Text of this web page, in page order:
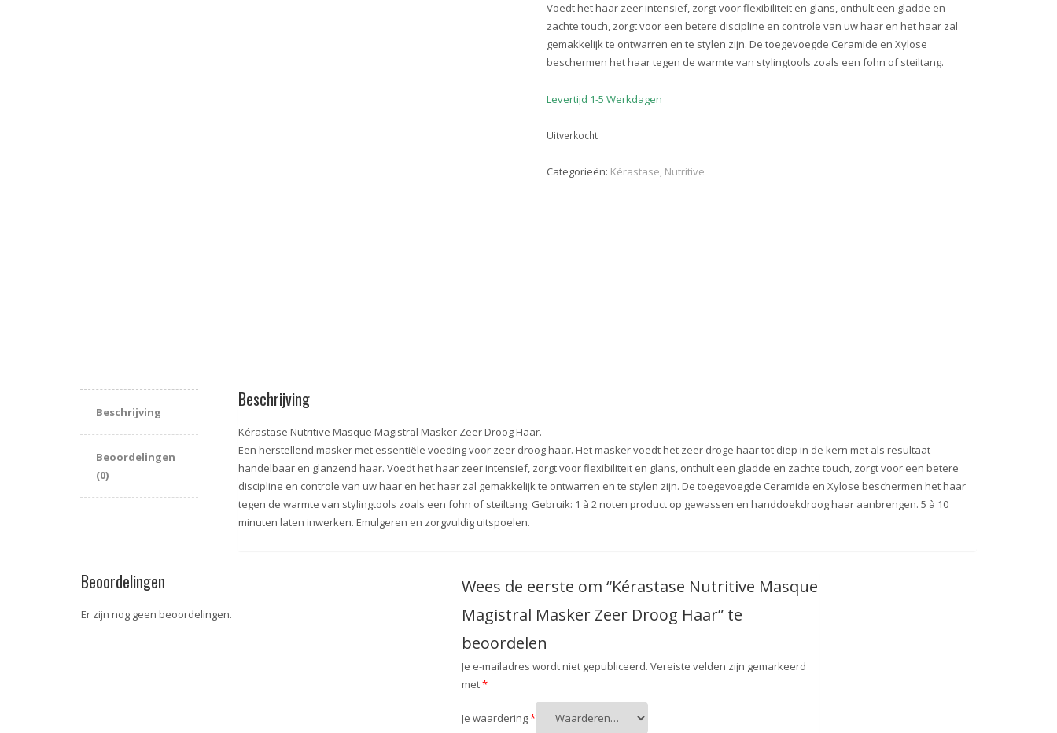
Voedt het haar zeer intensief, zorgt voor flexibiliteit en glans, onthult een gladde en
zachte touch, zorgt voor een betere discipline en controle van uw haar en het haar zal
gemakkelijk te ontwarren en te stylen zijn. De toegevoegde Ceramide en Xylose
beschermen het haar tegen de warmte van stylingtools zoals een fohn of steiltang.
Levertijd 1-5 Werkdagen
Uitverkocht
Categorieën: Kérastase, Nutritive
Beschrijving
Beoordelingen
(0)
Beschrijving
Kérastase Nutritive Masque Magistral Masker Zeer Droog Haar.
Een herstellend masker met essentiële voeding voor zeer droog haar. Het masker voedt het zeer droge haar tot diep in de kern met als resultaat
handelbaar en glanzend haar. Voedt het haar zeer intensief, zorgt voor flexibiliteit en glans, onthult een gladde en zachte touch, zorgt voor een betere
discipline en controle van uw haar en het haar zal gemakkelijk te ontwarren en te stylen zijn. De toegevoegde Ceramide en Xylose beschermen het haar
tegen de warmte van stylingtools zoals een fohn of steiltang. Gebruik: 1 à 2 noten product op gewassen en handdoekdroog haar aanbrengen. 5 à 10
minuten laten inwerken. Emulgeren en zorgvuldig uitspoelen.
Beoordelingen
Er zijn nog geen beoordelingen.
Wees de eerste om “Kérastase Nutritive Masque
Magistral Masker Zeer Droog Haar” te
beoordelen
Je e-mailadres wordt niet gepubliceerd. Vereiste velden zijn gemarkeerd
met*
Je waardering*